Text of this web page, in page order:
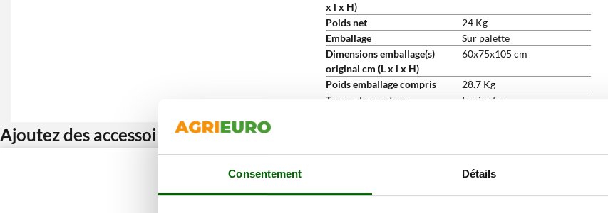
Consentement Détails
x l x H)
Poids net
24 Kg
Emballage
Sur palette
Dimensions emballage(s)
original cm (L x l x H)
60x75x105 cm
Poids emballage compris
28.7 Kg
Temps de montage
5 minutes
Ajoutez des accessoires et bénéficiez d’une remise